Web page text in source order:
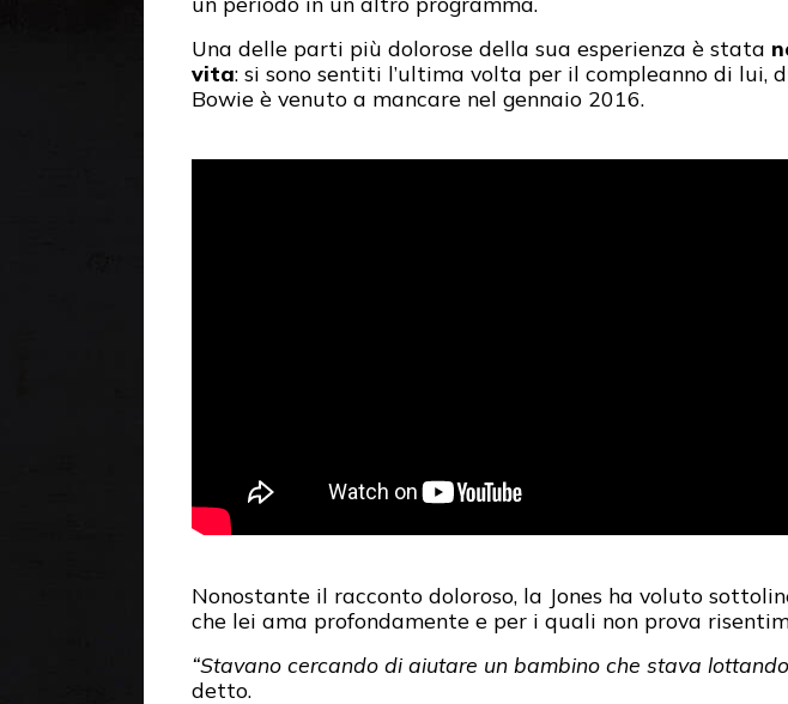
Una delle parti più dolorose della sua esperienza è stata
vita: si sono sentiti l’ultima volta per il compleanno di lui,
Bowie è venuto a mancare nel gennaio 2016.
Nonostante il racconto doloroso, la Jones ha voluto
che lei ama profondamente e per i quali non prova
“Stavano cercando di aiutare un bambino che stava
detto.